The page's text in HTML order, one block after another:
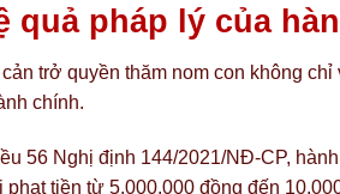
quả pháp lý của
trở quyền thăm nom con không
chính.
56 Nghị định 144/2021/NĐ-CP,
phạt tiền từ 5.000.000 đồng đến